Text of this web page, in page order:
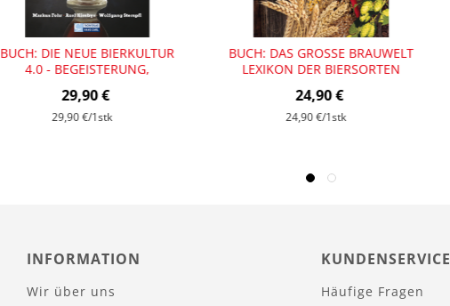
BUCH: DIE NEUE BIERKULTUR
4.0 - BEGEISTERUNG,
(VON FOHR, KIESBYE, STEMPFL)
29,90 €
29,90 €/1stk
BUCH: DAS GROSSE BRAUWELT L
EXIKON DER BIERSORTEN (
24,90 €
24,90 €/1stk
INFORMATION
Wir über uns
KUNDENSERVICE
Häufige Fragen